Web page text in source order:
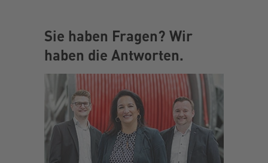
Sie haben Fragen? Wir
haben die Antworten.